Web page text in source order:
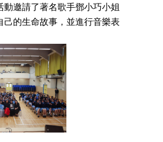
動邀請了著名歌手鄧小巧小姐
己的生命故事，並進行音樂表